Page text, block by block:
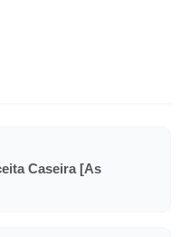
Caseira [As